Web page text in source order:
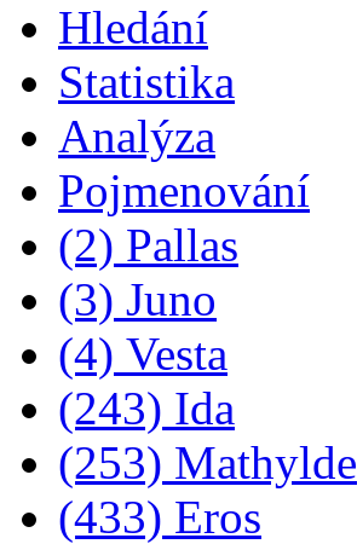
Hledání
Statistika
Analýza
Pojmenování
(2) Pallas
(3) Juno
(4) Vesta
(243) Ida
(253) Mathylde
(433) Eros